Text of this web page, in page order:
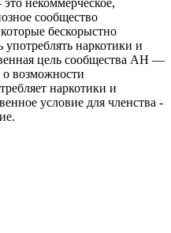
сообщество
бескорыстно
наркотики и
цель сообщества АН —
возможности
наркотики и
условие для членства -